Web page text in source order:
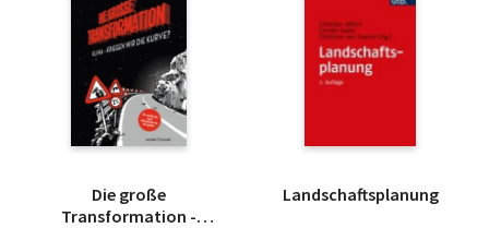
Die große
Transformation -
Landschaftsplanung